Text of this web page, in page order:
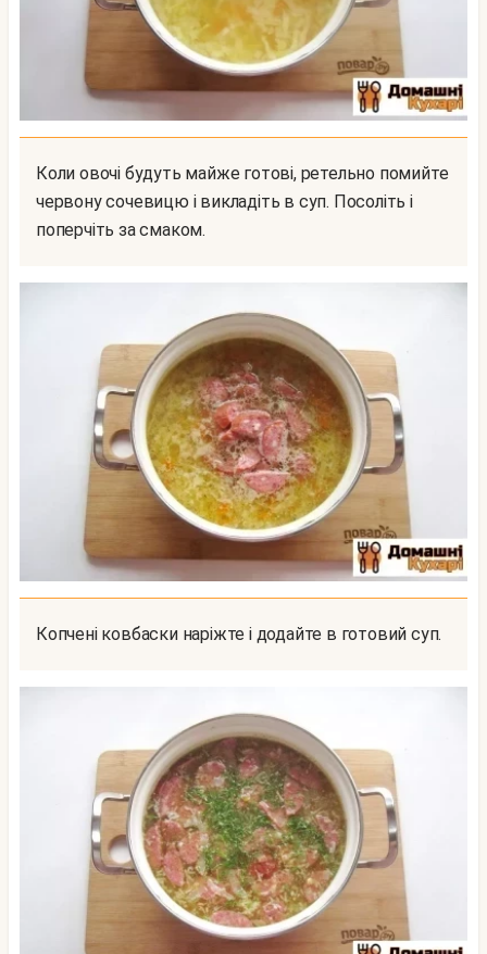
Коли овочі будуть майже готові, ретельно помийте
червону сочевицю і викладіть в суп. Посоліть і
поперчіть за смаком.
Копчені ковбаски наріжте і додайте в готовий суп.